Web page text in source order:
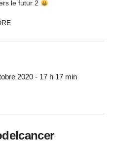
le futur 2
2020 - 17 h 17 min